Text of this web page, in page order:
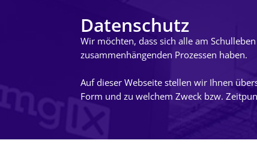
Datenschutz
Wir möchten, dass sich alle am
zusammenhängenden Prozessen haben.
Auf dieser Webseite stellen wir Ihnen
Form und zu welchem Zweck bzw.